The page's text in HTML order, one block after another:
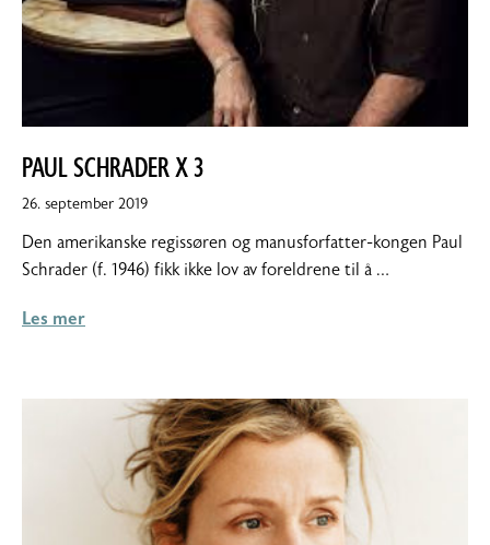
PAUL SCHRADER X 3
26. september 201926.
2019
Den amerikanske regissøren og manusforfatter-kongen Paul
Schrader (f. 1946) fikk ikke lov av foreldrene til å …
Les mer